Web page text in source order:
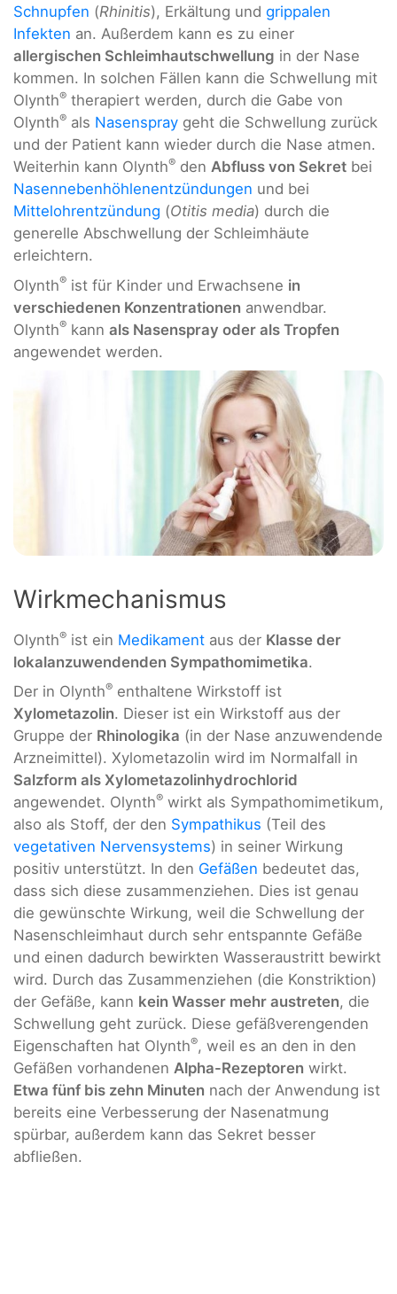
Schnupfen (Rhinitis), Erkältung und grippalen
Infekten an. Außerdem kann es zu einer
allergischen Schleimhautschwellung in der Nase
kommen. In solchen Fällen kann die Schwellung mit
Olynth® therapiert werden, durch die Gabe von
Olynth® als Nasenspray geht die Schwellung zurück
und der Patient kann wieder durch die Nase atmen.
Weiterhin kann Olynth® den Abfluss von Sekret bei
Nasennebenhöhlenentzündungen und bei
Mittelohrentzündung (Otitis media) durch die
generelle Abschwellung der Schleimhäute
erleichtern.
Olynth® ist für Kinder und Erwachsene in
verschiedenen Konzentrationen anwendbar.
Olynth® kann als Nasenspray oder als Tropfen
angewendet werden.
Wirkmechanismus
Olynth® ist ein Medikament aus der Klasse der
lokalanzuwendenden Sympathomimetika.
Der in Olynth® enthaltene Wirkstoff ist
Xylometazolin. Dieser ist ein Wirkstoff aus der
Gruppe der Rhinologika (in der Nase anzuwendende
Arzneimittel). Xylometazolin wird im Normalfall in
Salzform als Xylometazolinhydrochlorid
angewendet. Olynth® wirkt als Sympathomimetikum,
also als Stoff, der den Sympathikus (Teil des
vegetativen Nervensystems) in seiner Wirkung
positiv unterstützt. In den Gefäßen bedeutet das,
dass sich diese zusammenziehen. Dies ist genau
die gewünschte Wirkung, weil die Schwellung der
Nasenschleimhaut durch sehr entspannte Gefäße
und einen dadurch bewirkten Wasseraustritt bewirkt
wird. Durch das Zusammenziehen (die Konstriktion)
der Gefäße, kann kein Wasser mehr austreten, die
Schwellung geht zurück. Diese gefäßverengenden
Eigenschaften hat Olynth®, weil es an den in den
Gefäßen vorhandenen Alpha-Rezeptoren wirkt.
Etwa fünf bis zehn Minuten nach der Anwendung ist
bereits eine Verbesserung der Nasenatmung
spürbar, außerdem kann das Sekret besser
abfließen.